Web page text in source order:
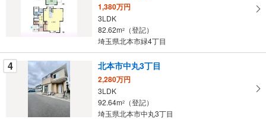
1,380万円
3LDK
82.62m2
（登記）
埼玉県北本市緑4丁目
4 北本市中丸3丁目
2,280万円
3LDK
92.64m2
（登記）
埼玉県北本市中丸3丁目